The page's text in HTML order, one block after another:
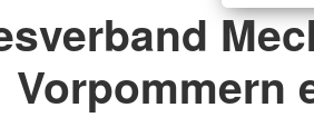
Vorpommern